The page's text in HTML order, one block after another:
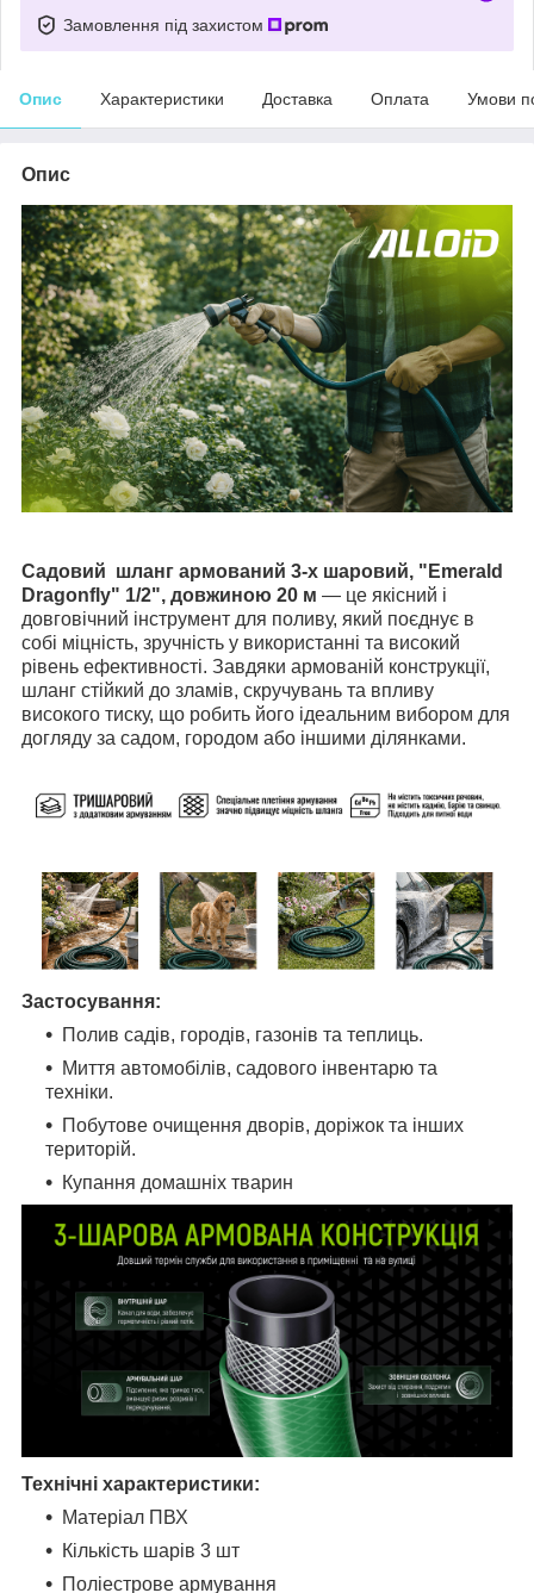
Замовлення під захистом
Опис Характеристики Доставка Оплата Умови
Опис
Садовий шланг армований 3-х шаровий, "Emerald
Dragonfly" 1/2"​, довжиною 20 м — це якісний і
довговічний інструмент для поливу, який поєднує в
собі міцність, зручність у використанні та високий
рівень ефективності. Завдяки армованій конструкції,
шланг стійкий до зламів, скручувань та впливу
високого тиску, що робить його ідеальним вибором для
догляду за садом, городом або іншими ділянками.
Застосування:
Полив садів, городів, газонів та теплиць.
Миття автомобілів, садового інвентарю та
техніки.
Побутове очищення дворів, доріжок та інших
територій.
Купання домашніх тварин
Технічні характеристики:
Матеріал ПВХ
Кількість шарів 3 шт
Поліестрове армування